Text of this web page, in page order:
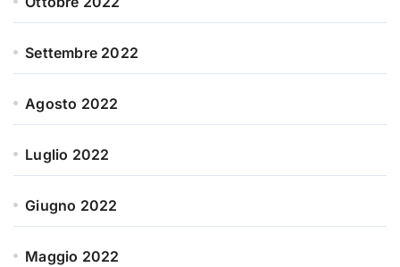
Settembre 2022
Agosto 2022
Luglio 2022
Giugno 2022
Maggio 2022